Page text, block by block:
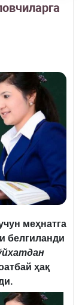
меҳнатга
белгиланди
ҳақ